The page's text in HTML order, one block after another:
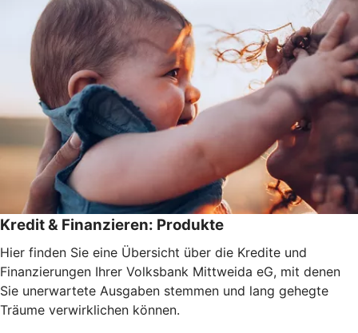
Kredit & Finanzieren: Produkte
Hier finden Sie eine Übersicht über die Kredite und
Finanzierungen Ihrer Volksbank Mittweida eG, mit denen
Sie unerwartete Ausgaben stemmen und lang gehegte
Träume verwirklichen können.